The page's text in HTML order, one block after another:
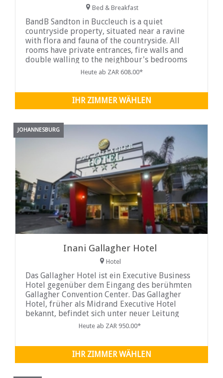
Bed & Breakfast
BandB Sandton in Buccleuch is a quiet
countryside property, situated near a ravine
with flora and fauna of the countryside. All
rooms have private entrances, fire walls and
double walling to the neighbour's bedrooms
ensuring maximum peace and quiet...
Heute ab ZAR 608.00*
IHR ZIMMER WÄHLEN
JOHANNESBURG
Inani Gallagher Hotel
Hotel
Das Gallagher Hotel ist ein Executive Business
Hotel gegenüber dem Eingang des berühmten
Gallagher Convention Center. Das Gallagher
Hotel, früher als Midrand Executive Hotel
bekannt, befindet sich unter neuer Leitung
und hat ein neues Gesicht
Heute ab ZAR 950.00*
IHR ZIMMER WÄHLEN